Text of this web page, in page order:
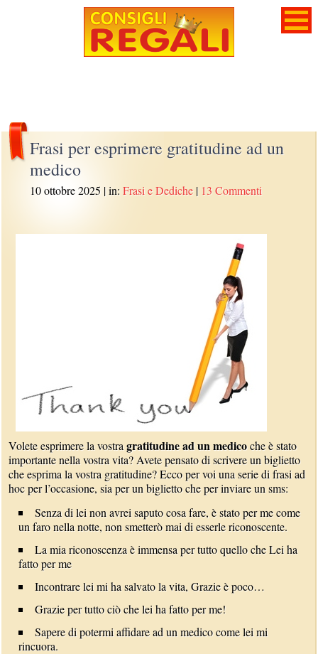
Frasi per esprimere gratitudine ad un
medico
10 ottobre 2025 | in:Frasi e Dediche | 13 Commenti
Volete esprimere la vostragratitudine ad un medicoche è stato
importante nella vostra vita? Avete pensato di scrivere un biglietto
che esprima la vostra gratitudine? Ecco per voi una serie di frasi ad
hoc per l’occasione, sia per un biglietto che per inviare un sms:
Senza di lei non avrei saputo cosa fare, è stato per me come
un faro nella notte, non smetterò mai di esserle riconoscente.
La mia riconoscenza è immensa per tutto quello che Lei ha
fatto per me
Incontrare lei mi ha salvato la vita, Grazie è poco…
Grazie per tutto ciò che lei ha fatto per me!
Sapere di potermi affidare ad un medico come lei mi
rincuora.